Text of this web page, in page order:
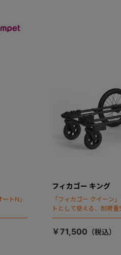
トN」
フィカゴー キング
「フィカゴー クイーン
トとして使える、耐荷
場！
￥71,500